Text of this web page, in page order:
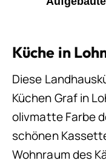
Küche in
Diese
Küchen Graf in
olivmatte Farbe
schönen
Wohnraum des